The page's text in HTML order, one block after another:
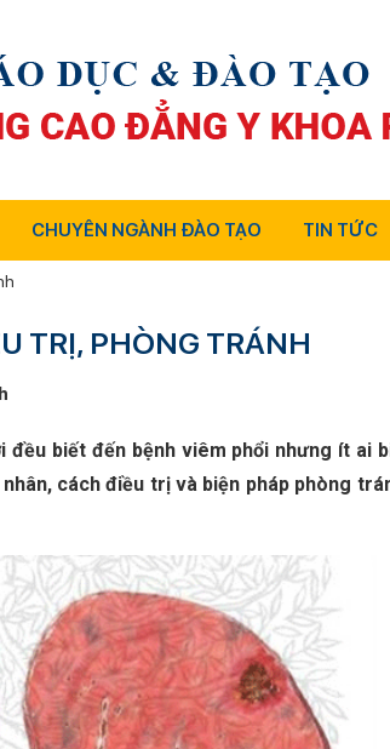
CHUYÊN NGÀNH ĐÀO TẠO TIN TỨC
TRỊ, PHÒNG TRÁNH
biết đến bệnh viêm phổi nhưng ít ai
cách điều trị và biện pháp phòng